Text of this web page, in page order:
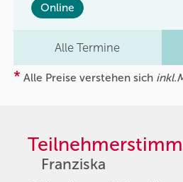
Online
Alle Termine
* Alle Preise verstehen sich
Franziska